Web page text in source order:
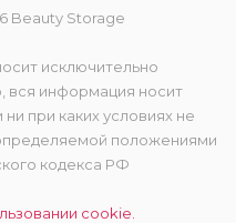
Beauty Storage
исключительно
вся информация носит
при каких условиях не
положениями
кодекса РФ
cookie.